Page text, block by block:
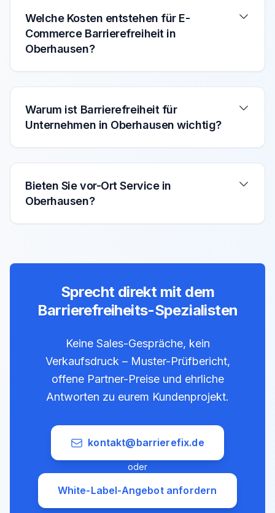
Welche Kosten entstehen für E-
Commerce Barrierefreiheit in
Oberhausen?
Warum ist Barrierefreiheit für
Unternehmen in Oberhausen wichtig?
Bieten Sie vor-Ort Service in
Oberhausen?
Sprecht direkt mit dem
Barrierefreiheits-Spezialisten
Keine Sales-Gespräche, kein
Verkaufsdruck – Muster-Prüfbericht,
offene Partner-Preise und ehrliche
Antworten zu eurem Kundenprojekt.
kontakt@barrierefix.de
oder
White-Label-Angebot anfordern